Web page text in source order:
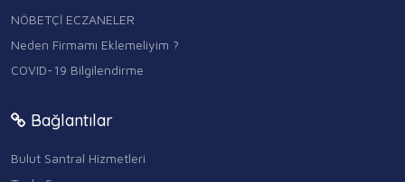
NÖBETÇİ ECZANELER
Neden Firmamı Eklemeliyim ?
COVID-19 Bilgilendirme
Bağlantılar
Bulut Santral Hizmetleri